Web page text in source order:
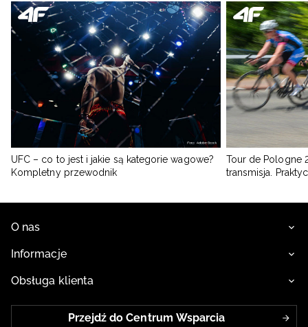
UFC – co to jest i jakie są kategorie wagowe?
Kompletny przewodnik
Tour de Pologne
transmisja.
O nas
Informacje
Obsługa klienta
Przejdź do Centrum Wsparcia